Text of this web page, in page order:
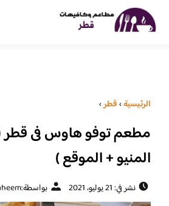
الرئيسية›قطر›
مطعم توفو هاوس فى قطر (
المنيو + الموقع )
نشر في: 21 يوليو، 2021 بواسطة: